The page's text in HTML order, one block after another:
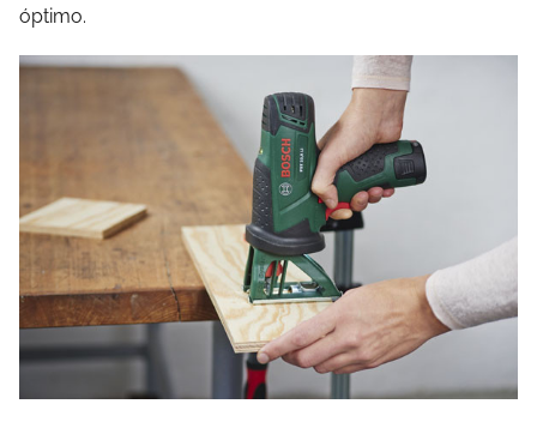
óptimo.